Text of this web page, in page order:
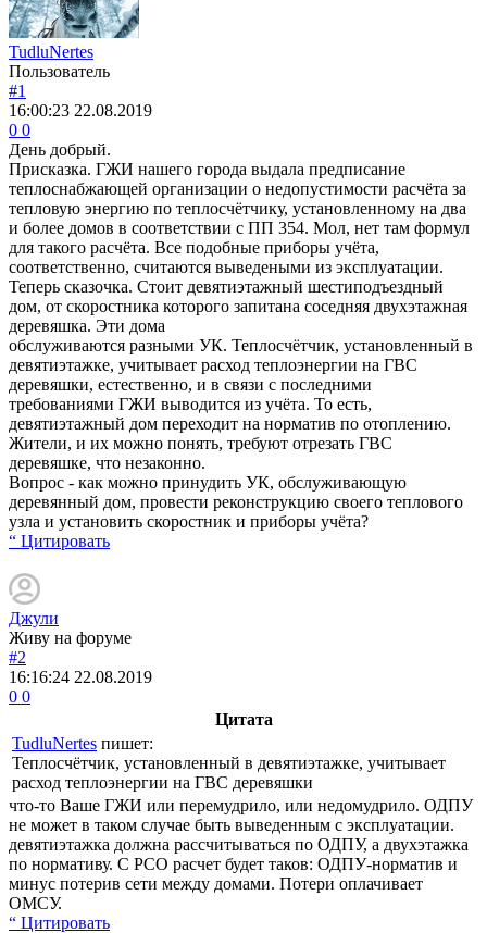
TudluNertes
Пользователь
#1
16:00:23 22.08.2019
0 0
День добрый.
Присказка. ГЖИ нашего города выдала предписание
теплоснабжающей организации о недопустимости расчёта за
тепловую энергию по теплосчётчику, установленному на два
и более домов в соответствии с ПП 354. Мол, нет там формул
для такого расчёта. Все подобные приборы учёта,
соответственно, считаются выведеными из эксплуатации.
Теперь сказочка. Стоит девятиэтажный шестиподъездный
дом, от скоростника которого запитана соседняя двухэтажная
деревяшка. Эти дома
обслуживаются разными УК. Теплосчётчик, установленный в
девятиэтажке, учитывает расход теплоэнергии на ГВС
деревяшки, естественно, и в связи с последними
требованиями ГЖИ выводится из учёта. То есть,
девятиэтажный дом переходит на норматив по отоплению.
Жители, и их можно понять, требуют отрезать ГВС
деревяшке, что незаконно.
Вопрос - как можно принудить УК, обслуживающую
деревянный дом, провести реконструкцию своего теплового
узла и установить скоростник и приборы учёта?
“ Цитировать
Джули
Живу на форуме
#2
16:16:24 22.08.2019
0 0
Цитата
TudluNertes пишет:
Теплосчётчик, установленный в девятиэтажке, учитывает
расход теплоэнергии на ГВС деревяшки
что-то Ваше ГЖИ или перемудрило, или недомудрило. ОДПУ
не может в таком случае быть выведенным с эксплуатации.
девятиэтажка должна рассчитываться по ОДПУ, а двухэтажка
по нормативу. С РСО расчет будет таков: ОДПУ-норматив и
минус потерив сети между домами. Потери оплачивает
ОМСУ.
“ Цитировать